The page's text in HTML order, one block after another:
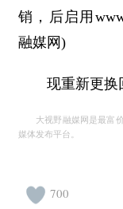
销，后启用
融媒网)
现重新更换
大视野融媒网是最富
媒体发布平台。
700